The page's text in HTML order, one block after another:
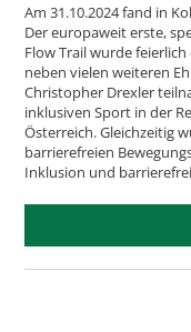
Am 31.10.2024 fand in
Der europaweit erste,
Flow Trail wurde
neben vielen weiteren
Christopher Drexler
inklusiven Sport in der
Österreich. Gleichzeitig
barrierefreien
Inklusion und